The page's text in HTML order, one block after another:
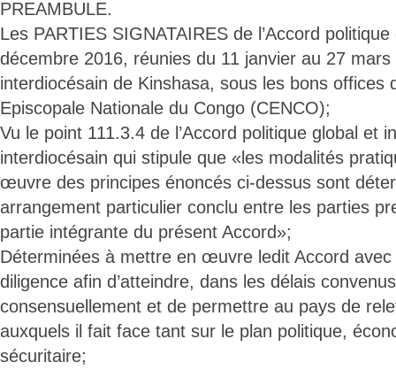
PREAMBULE.
Les PARTIES SIGNATAIRES de l’Accord
décembre 2016, réunies du 11 janvier au 27
interdiocésain de Kinshasa, sous les bons offices
Episcopale Nationale du Congo (CENCO);
Vu le point 111.3.4 de l’Accord politique global et
interdiocésain qui stipule que «les modalités
œuvre des principes énoncés ci-dessus sont
arrangement particulier conclu entre les parties
partie intégrante du présent Accord»;
Déterminées à mettre en œuvre ledit Accord avec
diligence afin d’atteindre, dans les délais
consensuellement et de permettre au pays de
auxquels il fait face tant sur le plan politique,
sécuritaire;